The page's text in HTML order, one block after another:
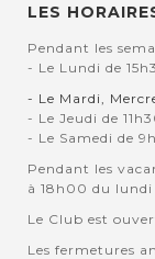
LES
Pendant les
- Le Lundi de
- Le Mardi,
- Le Jeudi de
- Le Samedi de
Pendant les
à 18h00 du lundi
Le Club est
Les fermetures